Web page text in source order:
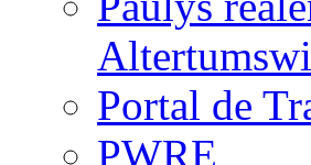
Portal de
PWRE